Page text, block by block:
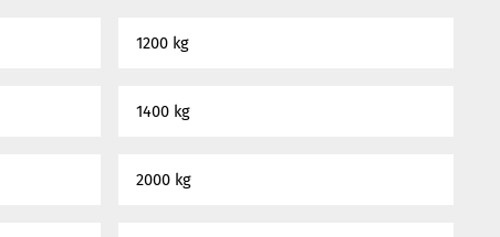
1200 kg
1400 kg
2000 kg